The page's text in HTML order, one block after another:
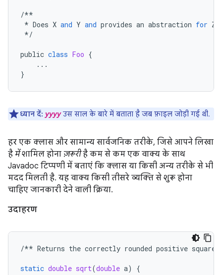
/**
* Does X and Y and provides an abstraction for Z
*/
public class Foo {
...
}
ध्यान दें: yyyyउस साल के बारे में बताता है जब फ़ाइल जोड़ी गई थी.
हर एक क्लास और सामान्य सार्वजनिक तरीके, जिसे आपने लिखा
है मेंशामिल होना ज़रूरीहै कम से कम एक वाक्य के साथ
Javadoc टिप्पणी में बताएं कि क्लास या किसी अन्य तरीके से भी
मदद मिलती है. यह वाक्य किसी तीसरे व्यक्ति से शुरू होना
चाहिए जानकारी देने वाली क्रिया.
उदाहरण
/** Returns the correctly rounded positive square
static double sqrt(double a)
{